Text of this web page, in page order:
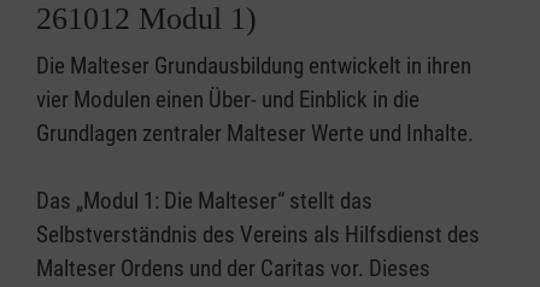
261012 Modul 1)
Die Malteser Grundausbildung entwickelt in ihren
vier Modulen einen Über- und Einblick in die
Grundlagen zentraler Malteser Werte und Inhalte.
Das „Modul 1: Die Malteser“ stellt das
Selbstverständnis des Vereins als Hilfsdienst des
Malteser Ordens und der Caritas vor. Dieses